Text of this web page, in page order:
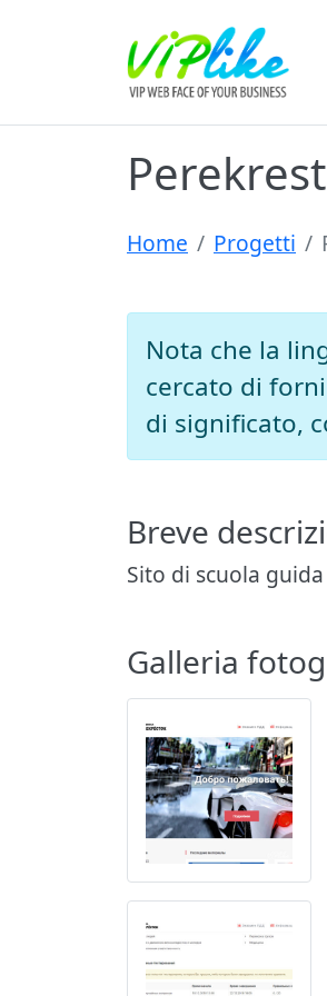
Home Progetti
Nota che la
cercato di
di significato,
Breve
Sito di scuola
Galleria